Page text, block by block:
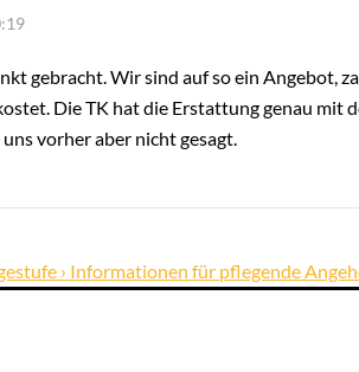
gebracht. Wir sind auf so ein Angebot,
Die TK hat die Erstattung genau mit
vorher aber nicht gesagt.
› Informationen für pflegende